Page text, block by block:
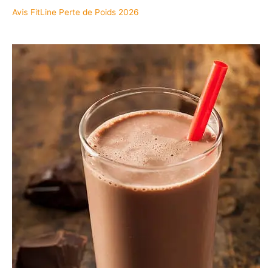
Avis FitLine Perte de Poids 2026